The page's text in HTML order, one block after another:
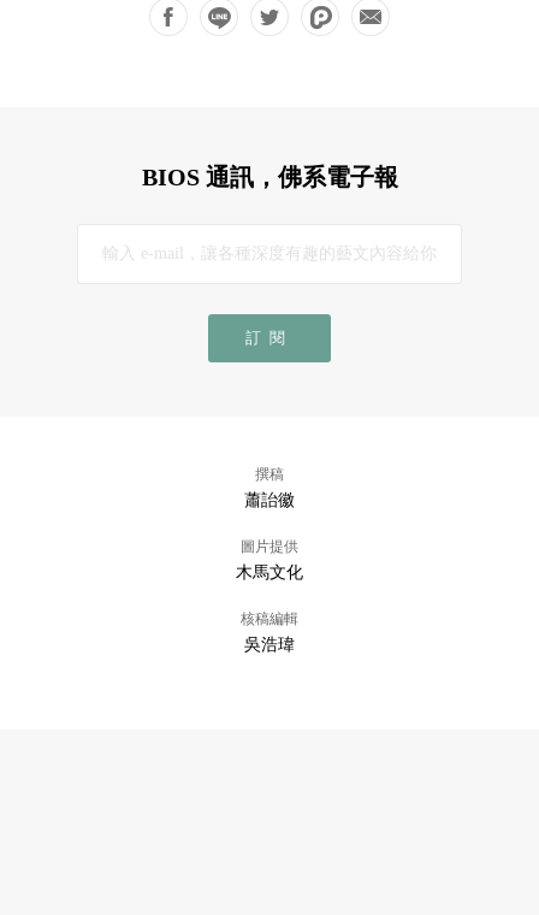
BIOS 通訊，佛系電子報
訂閱
撰稿
蕭詒徽
圖片提供
木馬文化
核稿編輯
吳浩瑋